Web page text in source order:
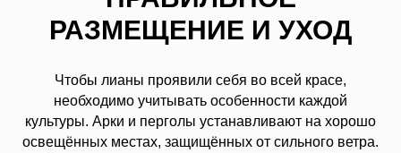
РАЗМЕЩЕНИЕ И УХОД
Чтобы лианы проявили себя во всей красе,
необходимо учитывать особенности каждой
культуры. Арки и перголы устанавливают на хорошо
освещённых местах, защищённых от сильного ветра.